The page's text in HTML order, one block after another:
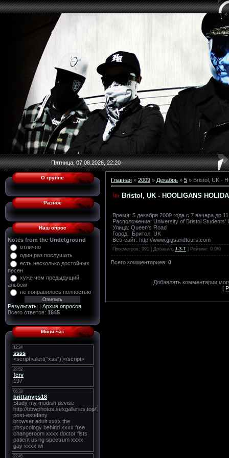
Пятница, 07.08.2026, 22:20
О группе
Разное
Наш опрос
Notes from the Undetground
отлично
один раз послушать
есть несколько достойных
песен
хуже чем предыдущий
альбом
не понравилось полностью
Результаты | Архив опросов
Всего ответов: 1645
Мини-чат
Главная » 2009 » Декабрь » 5 » Bristol, UK -
Bristol, UK - HOOLIGANS
Время: 5 декабря 2009 года с 7 вечера до
Расположение: University of Bristol Students'
Улица: Queen's Road
Город: Бритол, UK
Веб-сайт: http://www.gigsandtours.com
Просмотров: 991 | Добавил: J-3-T Рейтинг: 0.0/0
Всего комментариев: 0
Добавлять комментарии
[